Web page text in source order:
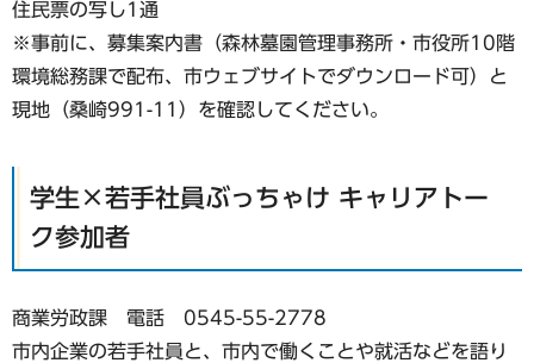
住民票の写し1通
※事前に、募集案内書（森林墓園管理事務所・市役所10階
環境総務課で配布、市ウェブサイトでダウンロード可）と
現地（桑崎991-11）を確認してください。
学生×若手社員ぶっちゃけ キャリアトー
ク参加者
商業労政課 電話 0545-55-2778
市内企業の若手社員と、市内で働くことや就活などを語り